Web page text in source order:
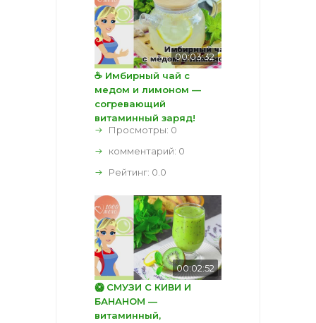
00:03:32
☕ Имбирный чай с
медом и лимоном —
согревающий
витаминный заряд!
Просмотры: 0
комментарий: 0
Рейтинг: 0.0
00:02:52
🥝 СМУЗИ С КИВИ И
БАНАНОМ —
витаминный,